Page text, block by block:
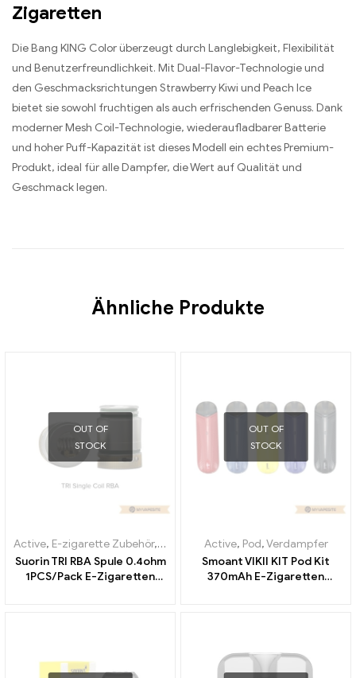
Zigaretten
Die Bang KING Color überzeugt durch Langlebigkeit, Flexibilität
und Benutzerfreundlichkeit. Mit Dual-Flavor-Technologie und
den Geschmacksrichtungen Strawberry Kiwi und Peach Ice
bietet sie sowohl fruchtigen als auch erfrischenden Genuss. Dank
moderner Mesh Coil-Technologie, wiederaufladbarer Batterie
und hoher Puff-Kapazität ist dieses Modell ein echtes Premium-
Produkt, ideal für alle Dampfer, die Wert auf Qualität und
Geschmack legen.
Ähnliche Produkte
OUT OF
STOCK
Active, E-zigarette Zubehör, Verdampfer
Suorin TRI RBA Spule 0.4ohm
1PCS/Pack E-Zigaretten
OUT OF
STOCK
Active, Pod,Verdampfer
Smoant VIKII KIT Pod Kit
370mAh E-Zigaretten